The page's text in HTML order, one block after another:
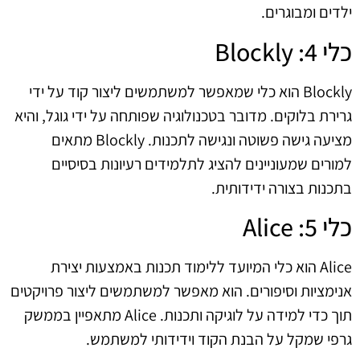
ילדים ומבוגרים.
כלי 4: Blockly
Blockly הוא כלי שמאפשר למשתמשים ליצור קוד על ידי
גרירת בלוקים. מדובר בטכנולוגיה שפותחה על ידי גוגל, והיא
מציעה גישה פשוטה ונגישה לתכנות. Blockly מתאים
למורים שמעוניינים להציג לתלמידים רעיונות בסיסיים
בתכנות בצורה ידידותית.
כלי 5: Alice
Alice הוא כלי המיועד ללימוד תכנות באמצעות יצירת
אנימציות וסיפורים. הוא מאפשר למשתמשים ליצור פרויקטים
תוך כדי למידה על לוגיקה ותכנות. Alice מתאפיין בממשק
גרפי שמקל על הבנת הקוד וידידותי למשתמש.